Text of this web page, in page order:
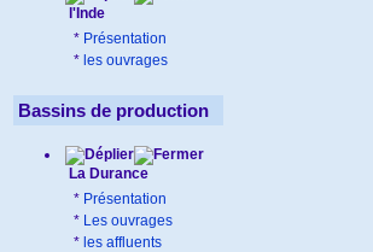
l'Inde
* Présentation
* les ouvrages
Bassins de production
La Durance
* Présentation
* Les ouvrages
* les affluents